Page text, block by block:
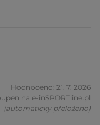
Hodnoceno: 21. 7. 2026
na e-inSPORTline.pl
(automaticky přeloženo)